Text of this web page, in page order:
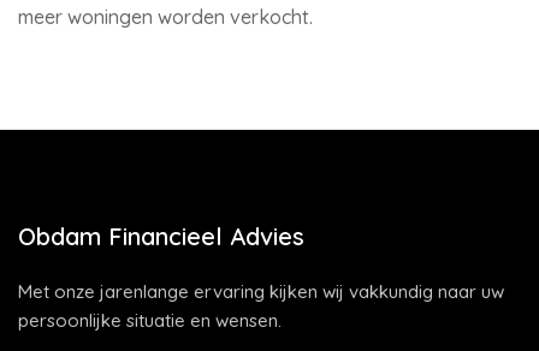
meer woningen worden verkocht.
Obdam Financieel Advies
Met onze jarenlange ervaring kijken wij vakkundig naar uw
persoonlijke situatie en wensen.